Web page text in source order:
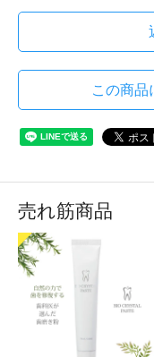
この商品
売れ筋商品